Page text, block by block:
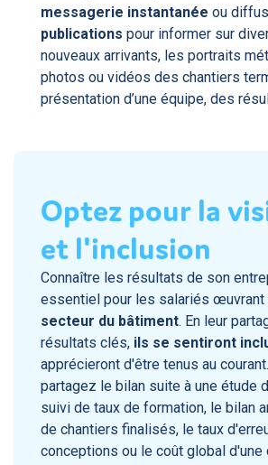
messagerie instantanée ou
publications pour informer sur
nouveaux arrivants, les portraits
photos ou vidéos des chantiers
présentation d’une équipe, des
Optez pour la
et l'inclusion
Connaître les résultats de son
essentiel pour les salariés œuvrant
secteur du bâtiment. En leur
résultats clés, ils se sentiront
apprécieront d'être tenus au
partagez le bilan suite à une étude
suivi de taux de formation, le bilan
de chantiers finalisés, le taux
conceptions ou le coût global d'une